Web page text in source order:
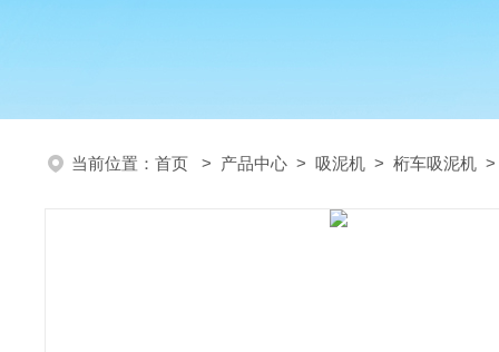
当前位置： 首页 > 产品中心 > 吸泥机 > 桁车吸泥机 >